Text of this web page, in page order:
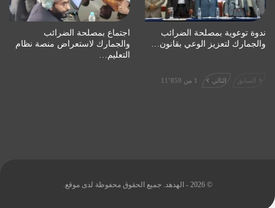
ندوة توعوية بمصلحة الضرائب
والجمارك لتعزيز الوعي بقانون…
اجتماع بمصلحة الضرائب
والجمارك لاستعراض منصة نظام
التعليم…
السابق التالي 1 من 11٬859
© 2026 - الهدهد. جميع الحقوق محفوظة لدى موقع.